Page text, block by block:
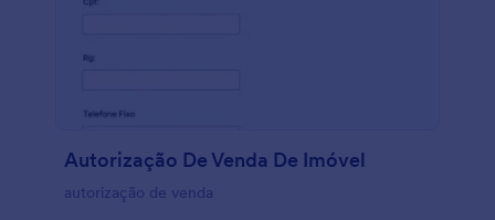
Autorização De Venda De Imóvel
autorização de venda